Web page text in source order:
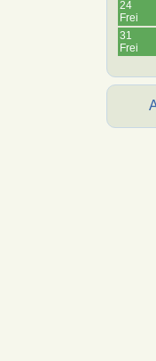
24
Frei
31
Frei